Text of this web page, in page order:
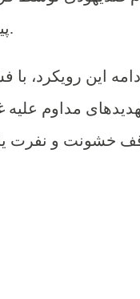
پیش از تیراندازی مرگبار در استرالیا بود.
این رویکرد،
مداوم